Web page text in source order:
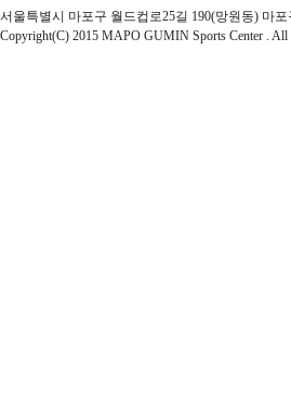
서울특별시 마포구 월드컵로25길 190(망원동) 마포
Copyright(C) 2015 MAPO GUMIN Sports Center . All